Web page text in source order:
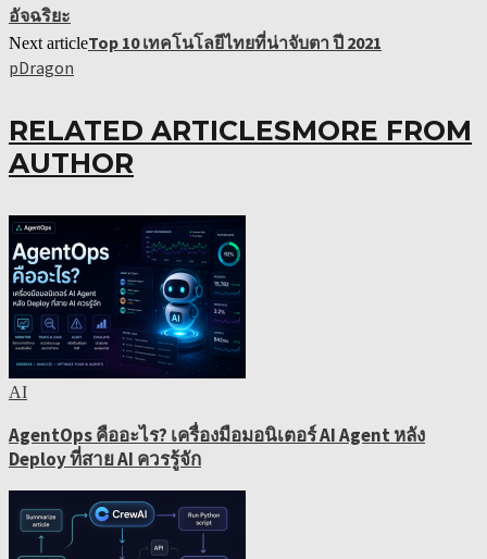
อัจฉริยะ
Next articleTop 10 เทคโนโลยีไทยที่น่าจับตา ปี 2021
pDragon
RELATED ARTICLESMORE FROM
AUTHOR
AI
AgentOps คืออะไร? เครื่องมือมอนิเตอร์ AI Agent หลัง
Deploy ที่สาย AI ควรรู้จัก